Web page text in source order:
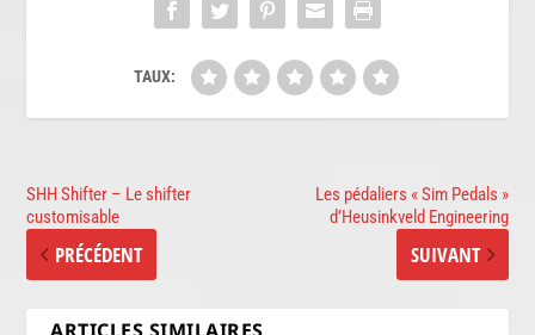
TAUX:
SHH Shifter – Le shifter
customisable
PRÉCÉDENT
Les pédaliers « Sim Pedals »
d’Heusinkveld Engineering
SUIVANT